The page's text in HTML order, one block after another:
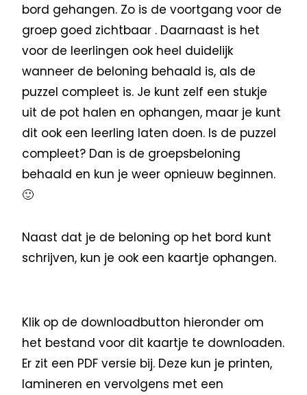
bord gehangen. Zo is de voortgang voor de
groep goed zichtbaar . Daarnaast is het
voor de leerlingen ook heel duidelijk
wanneer de beloning behaald is, als de
puzzel compleet is. Je kunt zelf een stukje
uit de pot halen en ophangen, maar je kunt
dit ook een leerling laten doen. Is de puzzel
compleet? Dan is de groepsbeloning
behaald en kun je weer opnieuw beginnen.
🙂
Naast dat je de beloning op het bord kunt
schrijven, kun je ook een kaartje ophangen.
Klik op de downloadbutton hieronder om
het bestand voor dit kaartje te downloaden.
Er zit een PDF versie bij. Deze kun je printen,
lamineren en vervolgens met een